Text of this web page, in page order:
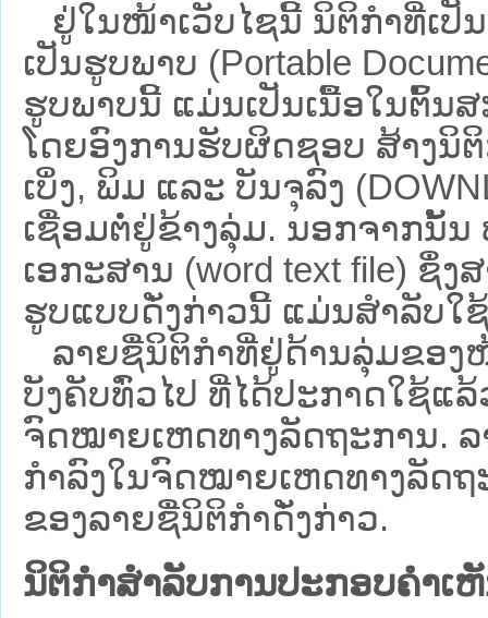
ຢູ່ໃນໜ້າ​ເວັບ​ໄຊ​ນີ້ ນິຕິກຳທີ່ເປັ
ເປັນຮູບພາບ (Portable
ຮູບພາບນີ້ ແມ່ນເປັນເນື້ອໃນຕົ້ນ
ໂດຍອົງການຮັບຜິດຊອບ ສ້າງນິ
ເບິ່ງ, ພິມ ແລະ ບັນຈຸລົງ
ເຊື່ອມຕໍ່ຢູ່ຂ້າງລຸ່ມ. ນອກຈາກນັ້ນ
ເອກະສານ (word text file) ຊຶ່
ຮູບແບບດັ່ງກ່າວນີ້ ແມ່ນສຳລັບໃ
ລາຍຊື່ນິຕິກຳທີ່ຢູ່ດ້ານລຸ່ມຂອງ
ບັງຄັບທົ່ວໄປ ທີ່ໄດ້ປະກາດໃຊ້ແ
ຈົດໝາຍເຫດທາງລັດຖະການ.
ກຳລົງໃນຈົດໝາຍເຫດທາງລັດ
ຂອງລາຍຊື່ນິຕິກໍາດັ່ງກ່າວ.
ນິຕິກຳສຳລັບການປະກອບຄຳເ